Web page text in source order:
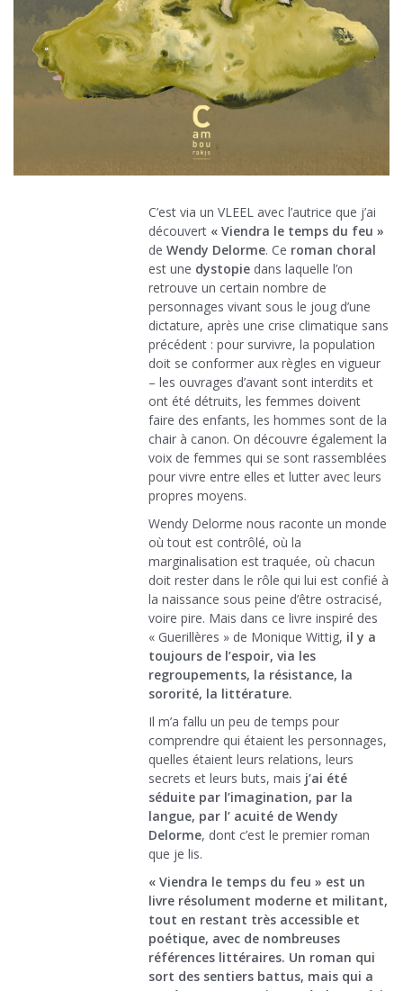
C’est via un VLEEL avec l’autrice que j’ai
découvert « Viendra le temps du feu »
de Wendy Delorme. Ce roman choral
est une dystopie dans laquelle l’on
retrouve un certain nombre de
personnages vivant sous le joug d’une
dictature, après une crise climatique sans
précédent : pour survivre, la population
doit se conformer aux règles en vigueur
– les ouvrages d’avant sont interdits et
ont été détruits, les femmes doivent
faire des enfants, les hommes sont de la
chair à canon. On découvre également la
voix de femmes qui se sont rassemblées
pour vivre entre elles et lutter avec leurs
propres moyens.
Wendy Delorme nous raconte un monde
où tout est contrôlé, où la
marginalisation est traquée, où chacun
doit rester dans le rôle qui lui est confié à
la naissance sous peine d’être ostracisé,
voire pire. Mais dans ce livre inspiré des
« Guerillères » de Monique Wittig, il y a
toujours de l’espoir, via les
regroupements, la résistance, la
sororité, la littérature.
Il m’a fallu un peu de temps pour
comprendre qui étaient les personnages,
quelles étaient leurs relations, leurs
secrets et leurs buts, mais j’ai été
séduite par l’imagination, par la
langue, par l’ acuité de Wendy
Delorme, dont c’est le premier roman
que je lis.
« Viendra le temps du feu » est un
livre résolument moderne et militant,
tout en restant très accessible et
poétique, avec de nombreuses
références littéraires. Un roman qui
sort des sentiers battus, mais qui a